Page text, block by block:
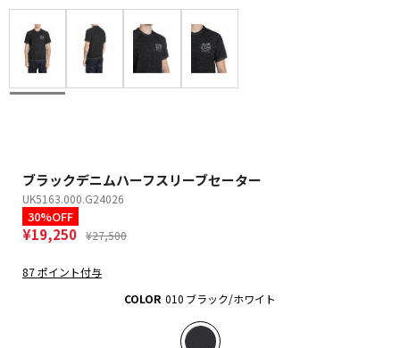
ブラックデニムハーフスリーブセーター
UK5163.000.G24026
30%OFF
¥19,250 ¥27,500
87 ポイント付与
COLOR 010 ブラック/ホワイト